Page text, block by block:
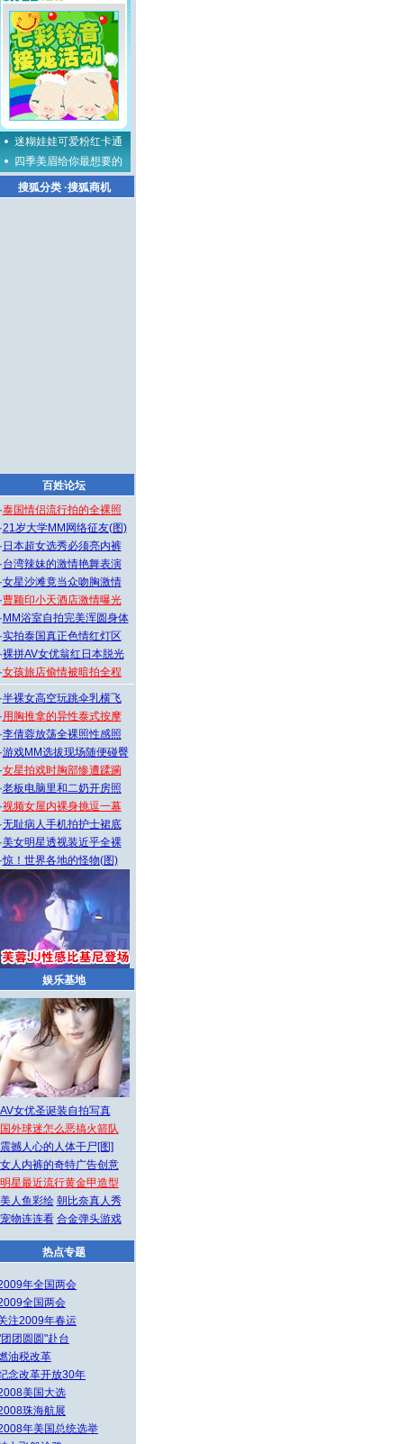
迷糊娃娃可爱粉红卡通
四季美眉给你最想要的
搜狐分类·搜狐商机
百姓论坛
·泰国情侣流行拍的全裸照
·21岁大学MM网络征友(图)
· 日本超女选秀必须亮内裤
·台湾辣妹的激情艳舞表演
·女星沙滩竟当众吻胸激情
·曹颖印小天酒店激情曝光
· MM浴室自拍完美浑圆身体
·实拍泰国真正色情红灯区
·裸拼AV女优翁红日本脱光
·女孩旅店偷情被暗拍全程
·半裸女高空玩跳伞乳横飞
·用胸推拿的异性泰式按摩
·李倩蓉放荡全裸照性感照
·游戏MM选拔现场随便碰臀
·女星拍戏时胸部惨遭蹂躏
·老板电脑里和二奶开房照
·视频女屋内裸身挑逗一幕
·无耻病人手机拍护士裙底
·美女明星透视装近乎全裸
·惊！世界各地的怪物(图)
娱乐基地
AV女优圣诞装自拍写真
国外球迷怎么恶搞火箭队
震撼人心的人体干尸[图]
女人内裤的奇特广告创意
明星最近流行黄金甲造型
美人鱼彩绘 朝比奈真人秀
宠物连连看 合金弹头游戏
热点专题
年全国两会
全国两会
注2009年春运
团圆圆"赴台
油税改革
念改革开放30年
美国大选
珠海航展
年美国总统选举